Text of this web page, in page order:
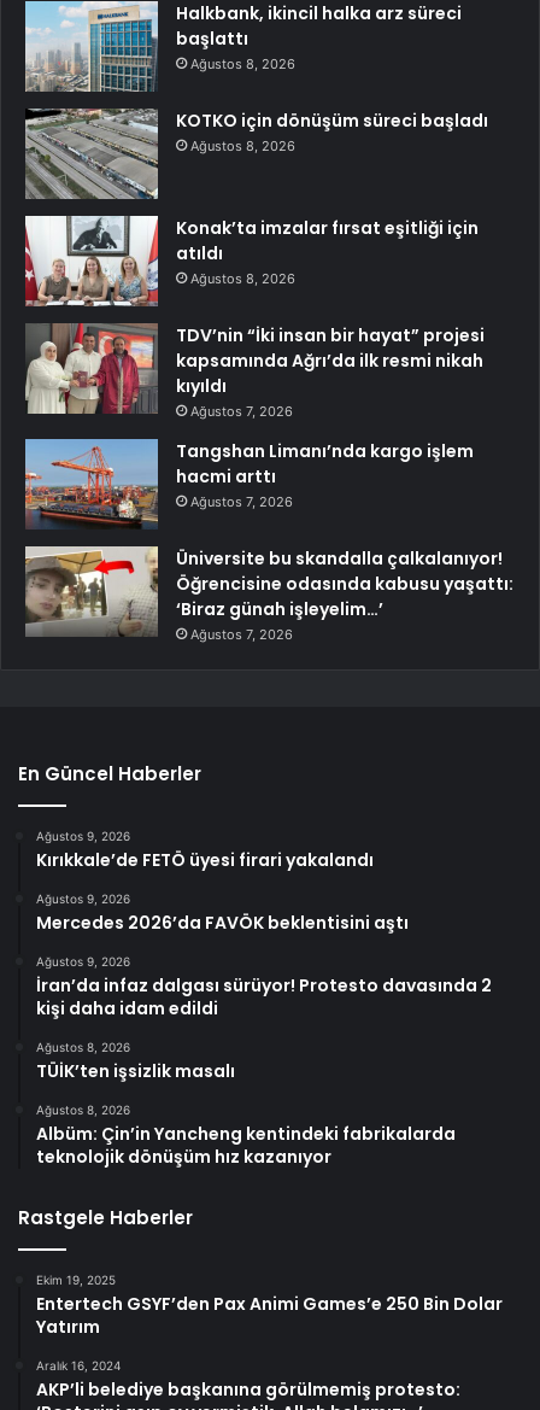
Halkbank, ikincil halka arz süreci
başlattı
Ağustos 8, 2026
KOTKO için dönüşüm süreci başladı
Ağustos 8, 2026
Konak’ta imzalar fırsat eşitliği için
atıldı
Ağustos 8, 2026
TDV’nin “İki insan bir hayat” projesi
kapsamında Ağrı’da ilk resmi nikah
kıyıldı
Ağustos 7, 2026
Tangshan Limanı’nda kargo işlem
hacmi arttı
Ağustos 7, 2026
Üniversite bu skandalla çalkalanıyor!
Öğrencisine odasında kabusu yaşattı:
‘Biraz günah işleyelim…’
Ağustos 7, 2026
En Güncel Haberler
Ağustos 9, 2026
Kırıkkale’de FETÖ üyesi firari yakalandı
Ağustos 9, 2026
Mercedes 2026’da FAVÖK beklentisini aştı
Ağustos 9, 2026
İran’da infaz dalgası sürüyor! Protesto davasında 2
kişi daha idam edildi
Ağustos 8, 2026
TÜİK’ten işsizlik masalı
Ağustos 8, 2026
Albüm: Çin’in Yancheng kentindeki fabrikalarda
teknolojik dönüşüm hız kazanıyor
Rastgele Haberler
Ekim 19, 2025
Entertech GSYF’den Pax Animi Games’e 250 Bin Dolar
Yatırım
Aralık 16, 2024
AKP’li belediye başkanına görülmemiş protesto: